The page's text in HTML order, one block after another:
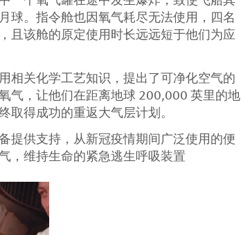
球。指令舱也因氧气耗尽无法使用，四名
且该舱的原定使用时长远远短于他们为应
相关化学工艺知识，提出了可净化空气的
气，让他们在距离地球 200,000 英里的地
得成功的重返大气层计划。
提供支持，从新冠疫情期间广泛使用的便
，维持生命的紧急逃生呼吸装置